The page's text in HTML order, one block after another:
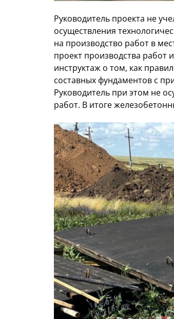
Руководитель проекта не
осуществления
на производство работ в
проект производства работ
инструктаж о том, как
составных фундаментов с
Руководитель при этом не
работ. В итоге